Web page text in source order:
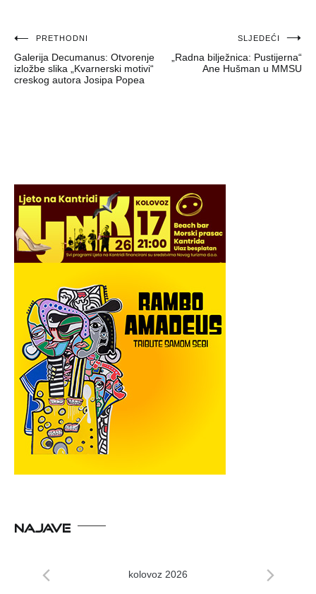
Navigacija
objava
PRETHODNI
Galerija Decumanus: Otvorenje
izložbe slika „Kvarnerski motivi“
creskog autora Josipa Popea
SLJEDEĆI
„Radna bilježnica: Pustijerna“
Ane Hušman u MMSU
NAJAVE
kolovoz 2026